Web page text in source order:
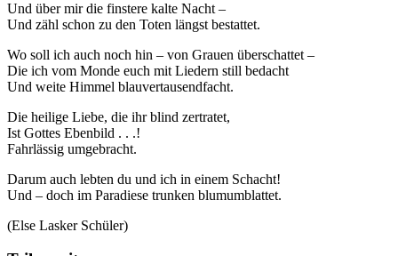
Und über mir die finstere kalte Nacht –
Und zähl schon zu den Toten längst bestattet.
Wo soll ich auch noch hin – von Grauen überschattet –
Die ich vom Monde euch mit Liedern still bedacht
Und weite Himmel blauvertausendfacht.
Die heilige Liebe, die ihr blind zertratet,
Ist Gottes Ebenbild . . .!
Fahrlässig umgebracht.
Darum auch lebten du und ich in einem Schacht!
Und – doch im Paradiese trunken blumumblattet.
(Else Lasker Schüler)